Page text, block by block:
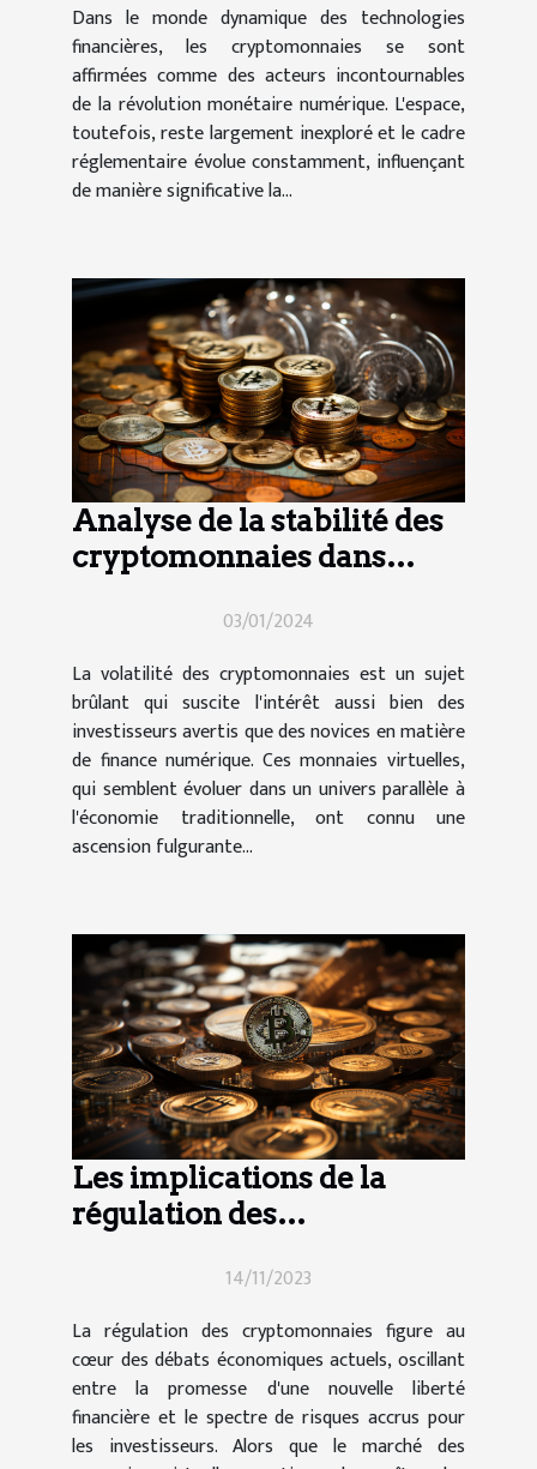
Dans le monde dynamique des technologies
financières, les cryptomonnaies se sont
affirmées comme des acteurs incontournables
de la révolution monétaire numérique. L'espace,
toutefois, reste largement inexploré et le cadre
réglementaire évolue constamment, influençant
de manière significative la...
Analyse de la stabilité des
cryptomonnaies dans
03/01/2024
La volatilité des cryptomonnaies est un sujet
brûlant qui suscite l'intérêt aussi bien des
investisseurs avertis que des novices en matière
de finance numérique. Ces monnaies virtuelles,
qui semblent évoluer dans un univers parallèle à
l'économie traditionnelle, ont connu une
ascension fulgurante...
Les implications de la
régulation des
investisseurs14/11/2023
La régulation des cryptomonnaies figure au
cœur des débats économiques actuels, oscillant
entre la promesse d'une nouvelle liberté
financière et le spectre de risques accrus pour
les investisseurs. Alors que le marché des